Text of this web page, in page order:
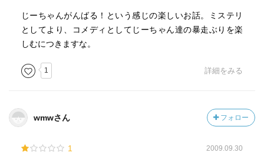
じーちゃんがんばる！という感じの楽しいお話。ミステリ
としてより、コメディとしてじーちゃん達の暴走ぶりを楽
しむにつきますな。
1 詳細をみる
wmwさん フォロー
1 2009.09.30